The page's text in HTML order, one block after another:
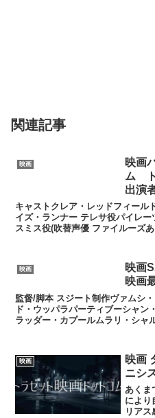
関連記事
映画
映画
ム ト
出演
正体
キャストクレア・レッドフィール
イズ・ランナー テレサ役パイレ
スミス役(吹替声優 ファイルーズ
映画
映画
映画
監督/脚本 スジート制作ヴァムシ
ド・ウッパラパーティブーシャン
ラッダー・カプールムラリ・シャ
映画
映画
ニシ
あくま
により
リア